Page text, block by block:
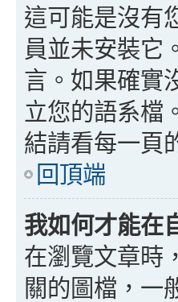
這可能是沒有
員並未安裝它
言。如果確實
立您的語系檔
結請看每一頁
回頂端
我如何才能在
在瀏覽文章時
關的圖檔，一